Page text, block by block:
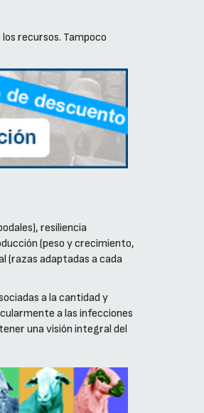
recursos. Tampoco
resiliencia
(peso y crecimiento,
(razas adaptadas a cada
a la cantidad y
a las infecciones
una visión integral del